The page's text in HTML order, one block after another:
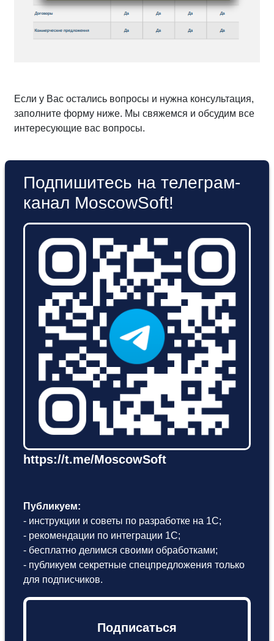
Если у Вас остались вопросы и нужна консультация,
заполните форму ниже. Мы свяжемся и обсудим все
интересующие вас вопросы.
Подпишитесь на телеграм-
канал MoscowSoft!
https://t.me/MoscowSoft
Публикуем:
- инструкции и советы по разработке на 1С;
- рекомендации по интеграции 1С;
- бесплатно делимся своими обработками;
- публикуем секретные спецпредложения только
для подписчиков.
Подписаться